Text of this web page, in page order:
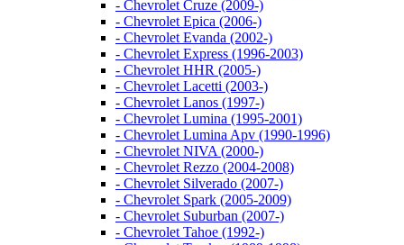
- Chevrolet Cruze (2009-)
- Chevrolet Epica (2006-)
- Chevrolet Evanda (2002-)
- Chevrolet Express (1996-2003)
- Chevrolet HHR (2005-)
- Chevrolet Lacetti (2003-)
- Chevrolet Lanos (1997-)
- Chevrolet Lumina (1995-2001)
- Chevrolet Lumina Apv (1990-1996)
- Chevrolet NIVA (2000-)
- Chevrolet Rezzo (2004-2008)
- Chevrolet Silverado (2007-)
- Chevrolet Spark (2005-2009)
- Chevrolet Suburban (2007-)
- Chevrolet Tahoe (1992-)